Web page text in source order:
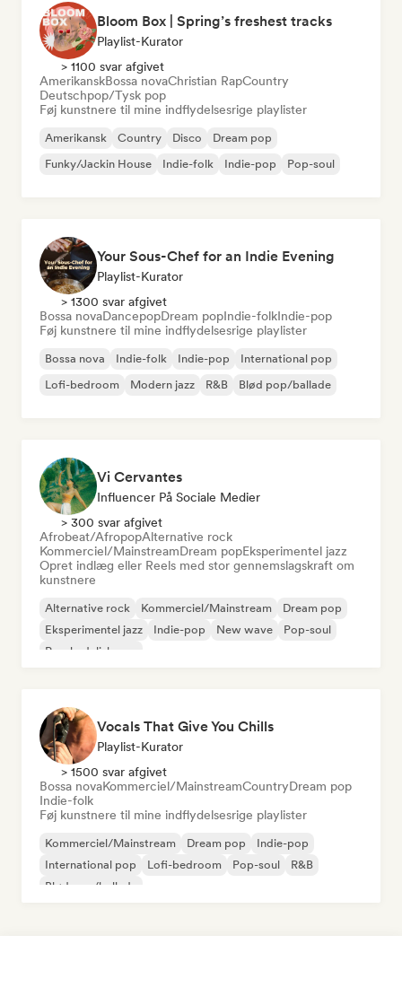
Bloom Box | Spring’s freshest tracks
Playlist-Kurator
> 1100 svar afgivet
AmerikanskBossa novaChristian RapCountry
Deutschpop/Tysk pop
Føj kunstnere til mine indflydelsesrige playlister
Amerikansk Country Disco
Dream pop
Funky/Jackin House
Indie-folk Indie-pop Pop-soul
Your Sous-Chef for an Indie Evening
Playlist-Kurator
> 1300 svar afgivet
Bossa novaDancepopDream popIndie-folkIndie-pop
Føj kunstnere til mine indflydelsesrige playlister
Bossa nova Indie-folk Indie-pop
International pop
Lofi-bedroom
Modern jazz R&B Blød pop/ballade
Vi Cervantes
Influencer På Sociale Medier
> 300 svar afgivet
Afrobeat/AfropopAlternative rock
Kommerciel/MainstreamDream popEksperimentel jazz
Opret indlæg eller Reels med stor gennemslagskraft om
kunstnere
Alternative rock Kommerciel/Mainstream
Dream pop
Eksperimentel jazz
Indie-pop New wave
Pop-soul
Psychedelisk pop
Vocals That Give You Chills
Playlist-Kurator
> 1500 svar afgivet
Bossa novaKommerciel/MainstreamCountryDream pop
Indie-folk
Føj kunstnere til mine indflydelsesrige playlister
Kommerciel/Mainstream Dream pop
Indie-pop
International pop
Lofi-bedroom Pop-soul
R&B
Blød pop/ballade